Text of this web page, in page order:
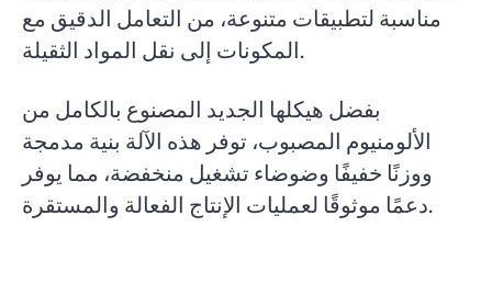
مناسبة لتطبيقات متنوعة، من التعامل الدقيق مع
المكونات إلى نقل المواد الثقيلة.
بفضل هيكلها الجديد المصنوع بالكامل من
الألومنيوم المصبوب، توفر هذه الآلة بنية مدمجة
ووزنًا خفيفًا وضوضاء تشغيل منخفضة، مما يوفر
دعمًا موثوقًا لعمليات الإنتاج الفعالة والمستقرة.